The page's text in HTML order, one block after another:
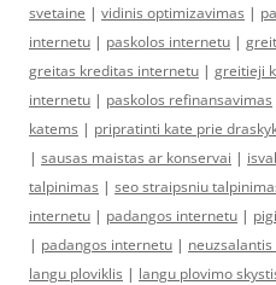
svetaine | vidinis optimizavimas |
internetu | paskolos internetu |
greitas kreditas internetu | greitieji
internetu | paskolos refinansavimas
katems | pripratinti kate prie
| sausas maistas ar konservai |
talpinimas | seo straipsniu
internetu | padangos internetu |
| padangos internetu |
langu ploviklis | langu plovimo